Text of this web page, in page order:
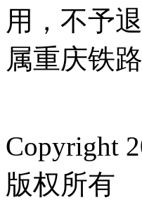
用，不予
属重庆
Copyright
版权所有